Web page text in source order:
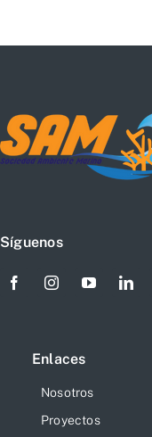
Síguenos
Enlaces
Nosotros
Proyectos